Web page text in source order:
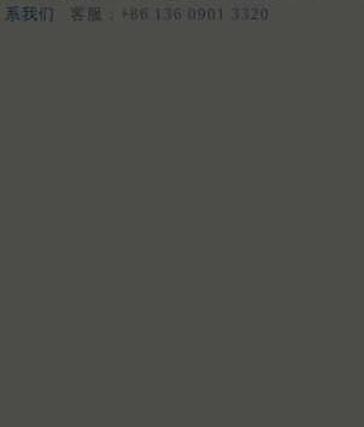
系我们
客服：+86 136 0901 3320